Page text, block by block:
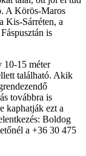
A Körös-Maros
Kis-Sárréten, a
is
10-15 méter
található. Akik
továbbra is
kaphatják ezt a
Boldog
a +36 30 475